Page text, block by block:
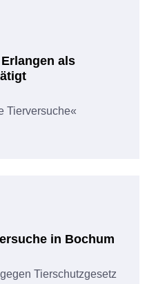
als
Tierversuche«
in Bochum
Tierschutzgesetz